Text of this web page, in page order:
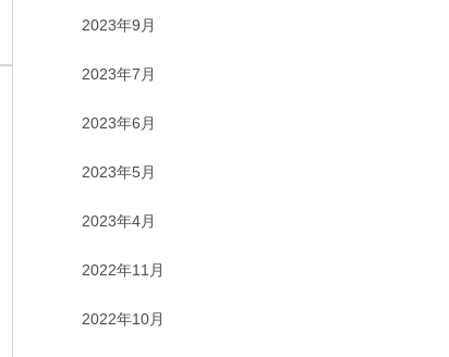
2023年9月
2023年7月
2023年6月
2023年5月
2023年4月
2022年11月
2022年10月